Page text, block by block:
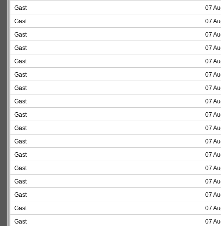
Gast
07
Gast
07
Gast
07
Gast
07
Gast
07
Gast
07
Gast
07
Gast
07
Gast
07
Gast
07
Gast
07
Gast
07
Gast
07
Gast
07
Gast
07
Gast
07
Gast
07